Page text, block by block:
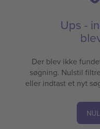
Ups -
Der blev ikke
søgning. Nulstil
eller indtast et nyt